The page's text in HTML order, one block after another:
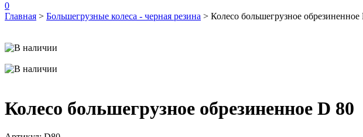
0
Главная > Большегрузные колеса - черная резина > Колесо большегрузное обрезиненное
Колесо большегрузное обрезиненное D 80